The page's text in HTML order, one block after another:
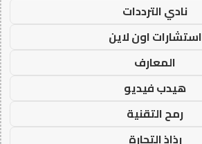
نادي الترددات
استشارات اون لاين
المعارف
هيدب فيديو
رمح التقنية
رذاذ التجارة